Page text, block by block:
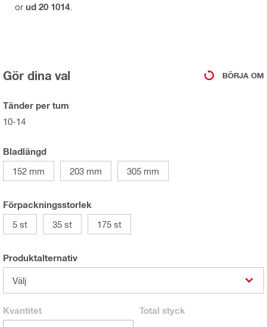
or ud 20 1014.
Gör dina val BÖRJA OM
Tänder per tum
10-14
Bladlängd
152 mm
203 mm 305 mm
Förpackningsstorlek
5 st
35 st 175 st
Produktalternativ
Välj
Kvantitet Total styck